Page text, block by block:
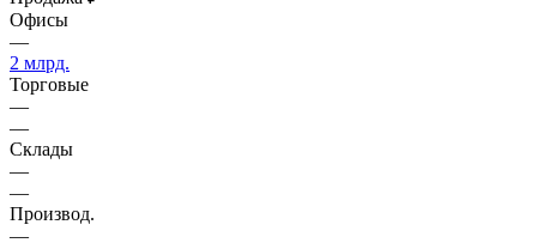
Офисы
—
2 млрд.
Торговые
—
—
Склады
—
—
Производ.
—